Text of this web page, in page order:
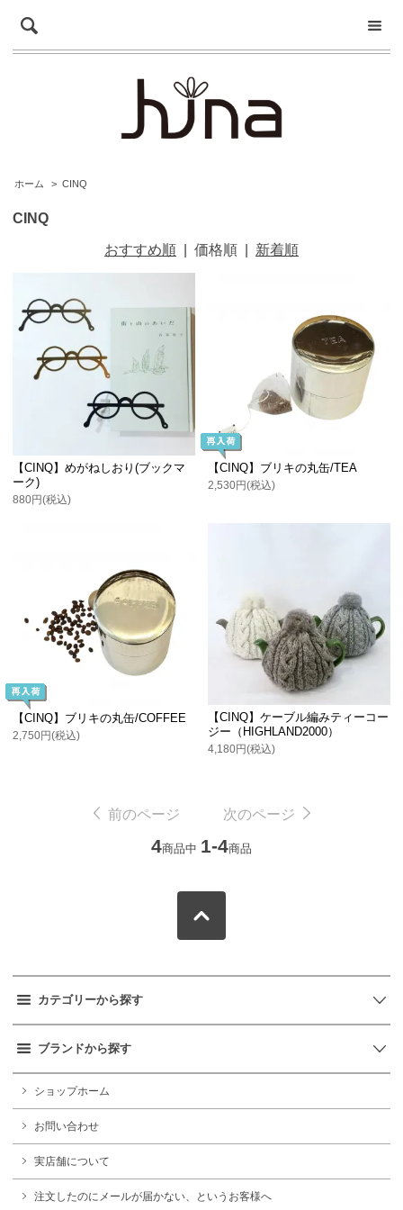
ホーム > CINQ
CINQ
おすすめ順 価格順 新着順
【CINQ】めがねしおり(ブックマ
ーク)
880円(税込)
【CINQ】ブリキの丸缶/TEA
2,530円(税込)
【CINQ】ブリキの丸缶/COFFEE
2,750円(税込)
【CINQ】ケーブル編みティーコー
ジー（HIGHLAND2000）
4,180円(税込)
前のページ 次のページ
4商品中 1-4商品
カテゴリーから探す
ブランドから探す
ショップホーム
お問い合わせ
実店舗について
注文したのにメールが届かない、というお客様へ